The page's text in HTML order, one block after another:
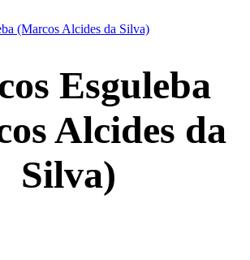
(Marcos Alcides da Silva)
Esguleba
Alcides da
Silva)